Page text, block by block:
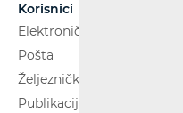
Korisnici
Elektroničke komunikacije
Pošta
Željeznički putnički prijevoz
Publikacije